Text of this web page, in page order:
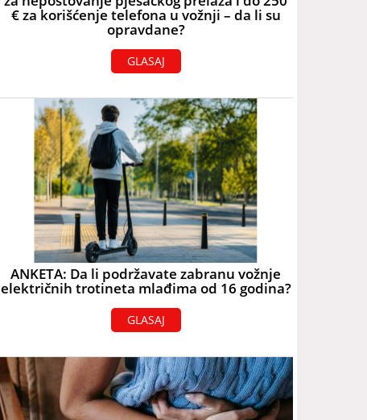
€ za korišćenje telefona u vožnji – da li su
opravdane?
GLASAJ
ANKETA: Da li podržavate zabranu vožnje
električnih trotineta mlađima od 16 godina?
GLASAJ